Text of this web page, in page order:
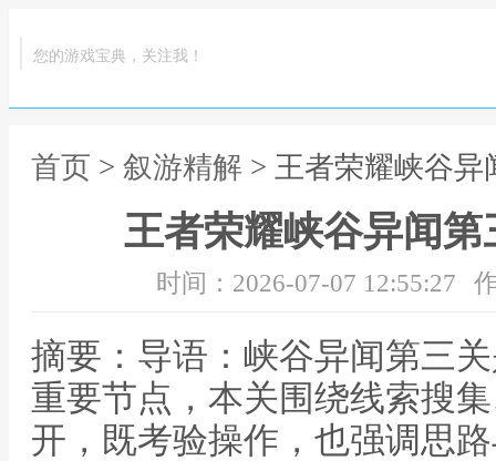
您的游戏宝典，关注我！
首页 > 叙游精解 > 王者荣耀峡谷
王者荣耀峡谷异闻
时间：2026-07-07 12:55:27
摘要：导语：峡谷异闻第三
重要节点，本关围绕线索搜
开，既考验操作，也强调思